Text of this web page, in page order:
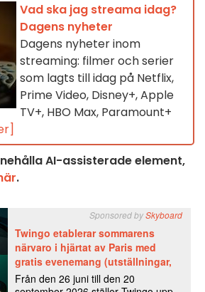
Vad ska jag streama idag?
Dagens nyheter
Dagens nyheter inom
streaming: filmer och serier
som lagts till idag på Netflix,
Prime Video, Disney+, Apple
TV+, HBO Max, Paramount+
AI-assisterade element,
.